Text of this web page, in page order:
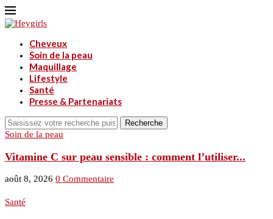
Cheveux
Soin de la peau
Maquillage
Lifestyle
Santé
Presse & Partenariats
Recherche
Soin de la peau
Vitamine C sur peau sensible : comment l’utiliser...
août 8, 2026 0 Commentaire
Santé